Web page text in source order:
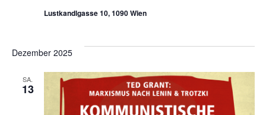
Lustkandlgasse 10, 1090 Wien
Dezember 2025
SA.
13